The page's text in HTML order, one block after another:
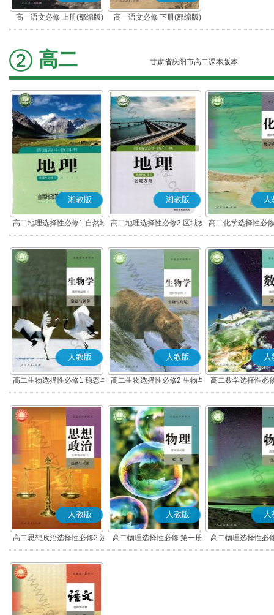
高一语文必修 上册(部编版) 高一语文必修 下册(部编版)
高二 甘肃省庆阳市高二课本版本
湘教版
高二地理选择性必修1 自然地
理基础
湘教版
高二地理选择性必修2 区域发
展
人
高二化学选择性必
应原理
人教版
高二生物选择性必修1 稳态与
调节
人教版
高二生物选择性必修2 生物与
环境
人
高二数学选择性必
(A版)
人教版
高二思想政治选择性必修2 法
律与生活(部编版)
人教版
高二物理选择性必修 第一册
人
高二物理选择性必